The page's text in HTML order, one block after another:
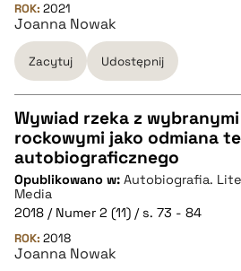
BIBTEX
pobierz cytat
ROK: 2021
Joanna Nowak
Zacytuj Udostępnij
CZYSTY TEKST
pobierz cytat
BIBTEX
Wywiad rzeka z
rockowymi jako odmiana
autobiograficznego
Opublikowano w: Autobiografia.
Media
2018 / Numer 2 (11) / s. 73 - 84
ROK: 2018
Joanna Nowak